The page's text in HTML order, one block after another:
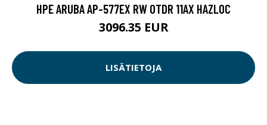
HPE ARUBA AP-577EX RW OTDR 11AX HAZLOC
3096.35 EUR
LISÄTIETOJA